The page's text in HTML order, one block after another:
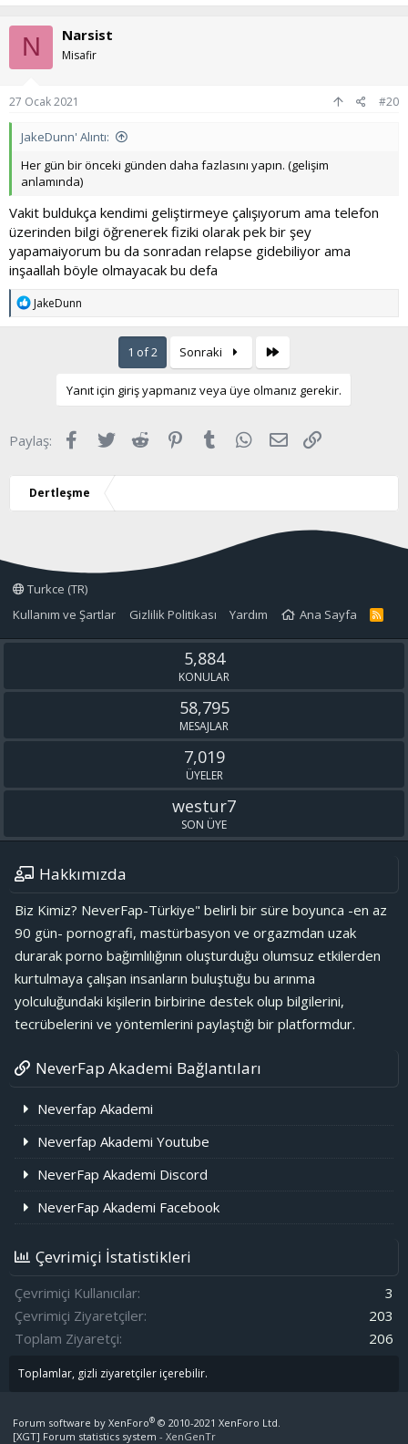
p
k
l
e
:
N Narsist
Misafir
27 Ocak 2021 #20
JakeDunn' Alıntı:
Her gün bir önceki günden daha fazlasını yapın. (gelişim
anlamında)
Vakit buldukça kendimi geliştirmeye çalışıyorum ama telefon
üzerinden bilgi öğrenerek fiziki olarak pek bir şey
yapamaiyorum bu da sonradan relapse gidebiliyor ama
inşaallah böyle olmayacak bu defa
T
p
JakeDunn
1 of 2 Sonraki Son
Yanıt için giriş yapmanız veya üye olmanız gerekir.
Paylaş: Facebook
Twitter Reddit Pinterest
Tumblr WhatsApp
E-posta
Dertleşme
Turkce (TR)
Kullanım ve Şartlar
Gizlilik Politikası Yardım Ana Sayfa
R
S
5,884
KONULAR
58,795
MESAJLAR
7,019
ÜYELER
westur7
SON ÜYE
Hakkımızda
Biz Kimiz? NeverFap-Türkiye" belirli bir süre boyunca -en az
90 gün- pornografi, mastürbasyon ve orgazmdan uzak
durarak porno bağımlılığının oluşturduğu olumsuz etkilerden
kurtulmaya çalışan insanların buluştuğu bu arınma
yolculuğundaki kişilerin birbirine destek olup bilgilerini,
tecrübelerini ve yöntemlerini paylaştığı bir platformdur.
NeverFap Akademi Bağlantıları
Neverfap Akademi
Neverfap Akademi Youtube
NeverFap Akademi Discord
NeverFap Akademi Facebook
Çevrimiçi İstatistikleri
Çevrimiçi Kullanıcılar
3
Çevrimiçi Ziyaretçiler
203
Toplam Ziyaretçi
206
Toplamlar, gizli ziyaretçiler içerebilir.
Forum software by XenForo® © 2010-2021 XenForo Ltd.
[XGT] Forum statistics system - XenGenTr